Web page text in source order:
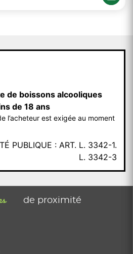
de boissons alcooliques
de 18 ans
l’acheteur est exigée au moment
PUBLIQUE : ART. L. 3342-1.
L. 3342-3
de proximité